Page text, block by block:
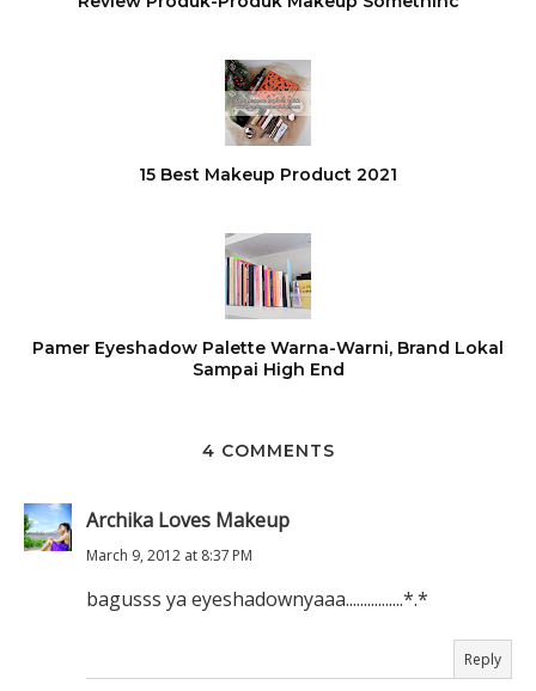
15 Best Makeup Product 2021
Pamer Eyeshadow Palette Warna-Warni, Brand Lokal
Sampai High End
4 COMMENTS
Archika Loves Makeup
March 9, 2012 at 8:37 PM
bagusss ya eyeshadownyaaa................*.*
Reply